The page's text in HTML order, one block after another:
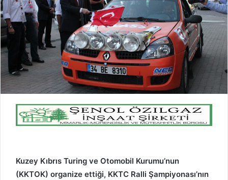
Kuzey Kıbrıs Turing ve Otomobil Kurumu’nun
(KKTOK) organize ettiği, KKTC Ralli Şampiyonası’nın